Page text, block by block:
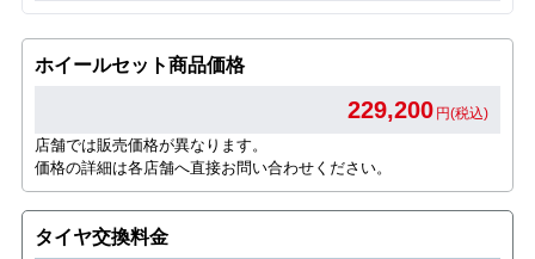
ホイールセット商品価格
229,200 円(税込)
店舗では販売価格が異なります。
価格の詳細は各店舗へ直接お問い合わせください。
タイヤ交換料金